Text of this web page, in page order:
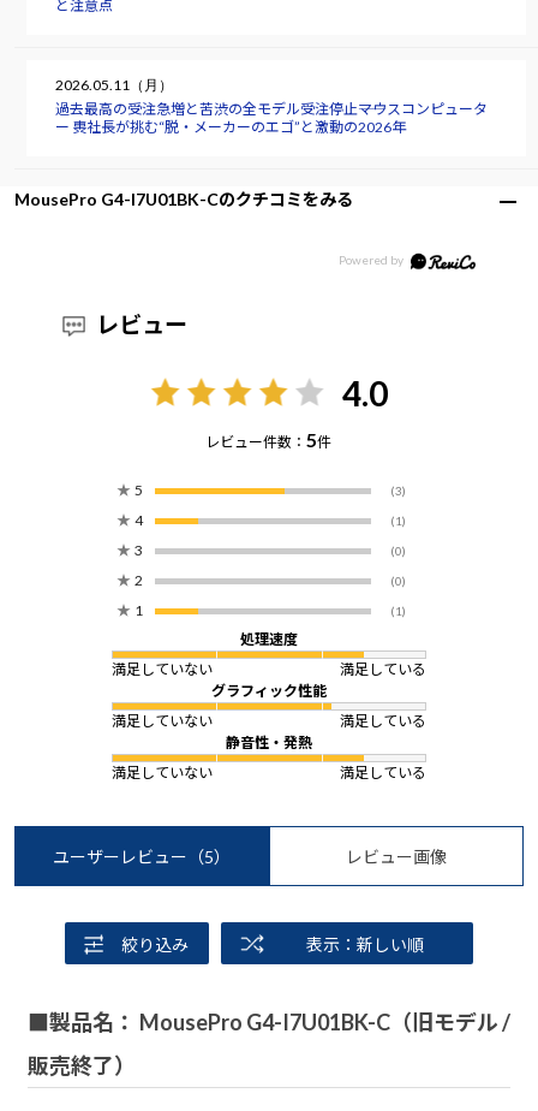
と注意点
2026.05.11（月）
過去最高の受注急増と苦渋の全モデル受注停止――マウスコンピュータ
ー 軣社長が挑む“脱・メーカーのエゴ”と激動の2026年
MousePro G4-I7U01BK-Cのクチコミをみる
レビュー
4.0
レビュー件数：5件
★ 5 (3)
★ 4 (1)
★ 3 (0)
★ 2 (0)
★ 1 (1)
処理速度
満足していない
満足している
グラフィック性能
満足していない
満足している
静音性・発熱
満足していない
満足している
ユーザーレビュー （5） レビュー画像
絞り込み 表示：新しい順
■製品名： MousePro G4-I7U01BK-C（旧モデル /
販売終了）